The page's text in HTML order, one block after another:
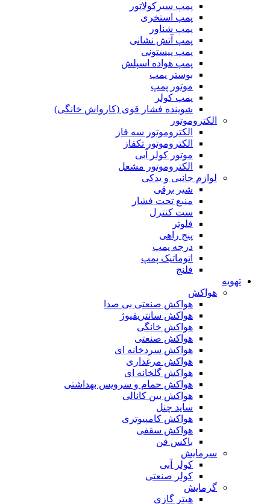
پمپ سیرکولاتور
پمپ استخری
پمپ شناور
پمپ آتش نشانی
پمپ پیستونی
پمپ هواده اسپلش
بوستر پمپ
موتور پمپ
پمپ کولر
شوینده فشار قوی (کارواش خانگی)
الکتروموتور
الکتروموتور سه فاز
الکتروموتور تکفاز
موتور کولر آبی
الکتروموتور مشعل
لوازم جانبی و یدکی
شیر برقی
منبع تحت فشار
ست کنترل
فلوتر
پنج راهی
درجه پمپ
اتوماتیک پمپ
فلنج
تهویه
هواکش
هواکش صنعتی بی صدا
هواکش سانتریفیوژ
هواکش خانگی
هواکش صنعتی
هواکش سردخانه ای
هواکش مرغداری
هواکش گلخانه ای
هواکش حمام و سرویس بهداشتی
هواکش بین کانالی
ساید چنل
هواکش کامپیوتری
هواکش سقفی
باکس فن
سرمایش
کولر آبی
کولر صنعتی
گرمایش
هیتر گازی